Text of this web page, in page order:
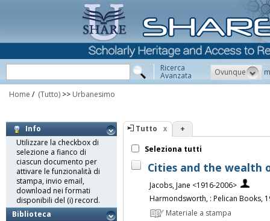
Ricerca
Avanzata Ovunque
Home / (Tutto) >> Urbanesimo
Info
Utilizzare la checkbox di
selezione a fianco di
ciascun documento per
attivare le funzionalità di
stampa, invio email,
download nei formati
disponibili del (i) record.
Biblioteca
Tutto +
Seleziona tutti
Cities and the wealth
Jacobs, Jane <1916-2006>
Harmondsworth, : Pelican Books,
Materiale a stampa